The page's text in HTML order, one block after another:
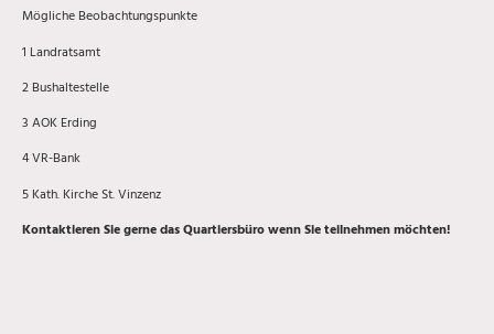
Mögliche Beobachtungspunkte
1 Landratsamt
2 Bushaltestelle
3 AOK Erding
4 VR-Bank
5 Kath. Kirche St. Vinzenz
Kontaktieren Sie gerne das Quartiersbüro wenn Sie teilnehmen möchten!